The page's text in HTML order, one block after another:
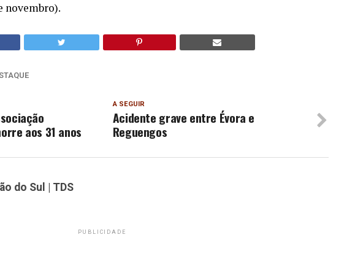
novembro).
A SEGUIR
Acidente grave entre Évora e
Reguengos
aos 31 anos
do Sul | TDS
PUBLICIDADE